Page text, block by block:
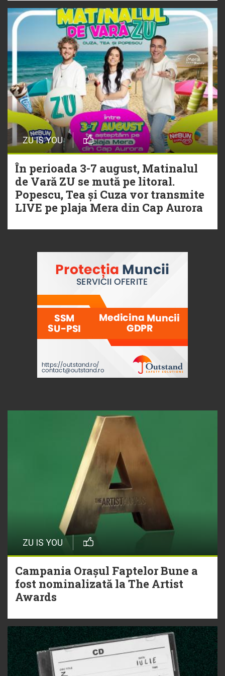
ZU IS YOU
În perioada 3-7 august, Matinalul
de Vară ZU se mută pe litoral.
Popescu, Tea și Cuza vor transmite
LIVE pe plaja Mera din Cap Aurora
ZU IS YOU
Campania Orașul Faptelor Bune a
fost nominalizată la The Artist
Awards